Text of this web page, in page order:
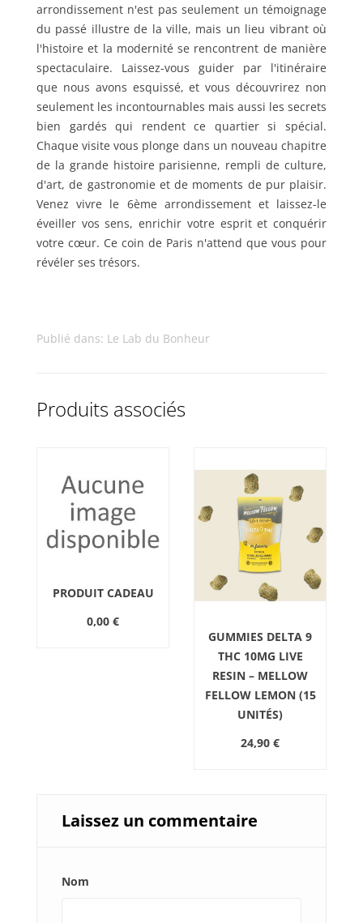
arrondissement n'est pas seulement un témoignage
du passé illustre de la ville, mais un lieu vibrant où
l'histoire et la modernité se rencontrent de manière
spectaculaire. Laissez-vous guider par l'itinéraire
que nous avons esquissé, et vous découvrirez non
seulement les incontournables mais aussi les secrets
bien gardés qui rendent ce quartier si spécial.
Chaque visite vous plonge dans un nouveau chapitre
de la grande histoire parisienne, rempli de culture,
d'art, de gastronomie et de moments de pur plaisir.
Venez vivre le 6ème arrondissement et laissez-le
éveiller vos sens, enrichir votre esprit et conquérir
votre cœur. Ce coin de Paris n'attend que vous pour
révéler ses trésors.
Publié dans: Le Lab du Bonheur
Produits associés
PRODUIT CADEAU
0,00 €
GUMMIES DELTA 9
THC 10MG LIVE
RESIN – MELLOW
FELLOW LEMON (15
UNITÉS)
24,90 €
Laissez un commentaire
Nom